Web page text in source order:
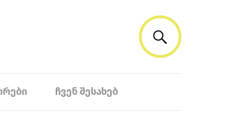
ᲩᲕᲔᲜ ᲨᲔᲡᲐᲮᲔᲑ